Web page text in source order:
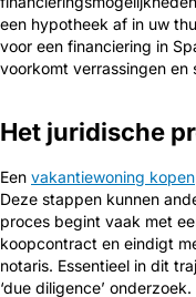
een hypotheek af in uw
voor een financiering in
voorkomt verrassingen
Het juridische
Een vakantiewoning kopen
Deze stappen kunnen
proces begint vaak met
koopcontract en eindigt
notaris. Essentieel in dit
‘due diligence’